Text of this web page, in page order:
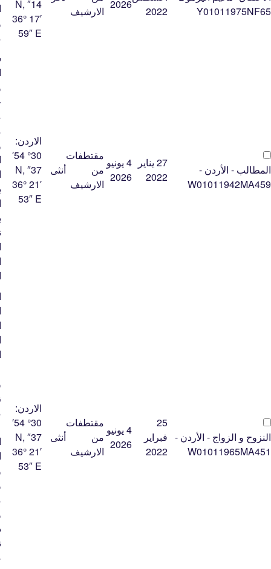
Y01011975NF65
2022
2026
الارشيف
14″ N,
36° 17′
59″ E
المطالب - الأردن -
W01011942MA459
27 يناير
2022
4 يونيو
2026
مقتطفات
من
الارشيف
أنثى
الاردن:
30° 54′
37″ N,
36° 21′
53″ E
النزوح و الزواج - الأردن -
W01011965MA451
25
فبراير
2022
4 يونيو
2026
مقتطفات
من
الارشيف
أنثى
الاردن:
30° 54′
37″ N,
36° 21′
53″ E